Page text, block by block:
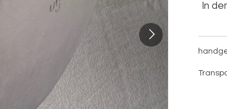
In